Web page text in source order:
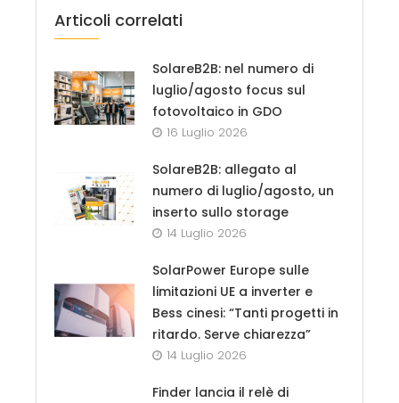
Articoli correlati
SolareB2B: nel numero di
luglio/agosto focus sul
fotovoltaico in GDO
16 Luglio 2026
SolareB2B: allegato al
numero di luglio/agosto, un
inserto sullo storage
14 Luglio 2026
SolarPower Europe sulle
limitazioni UE a inverter e
Bess cinesi: “Tanti progetti in
ritardo. Serve chiarezza”
14 Luglio 2026
Finder lancia il relè di